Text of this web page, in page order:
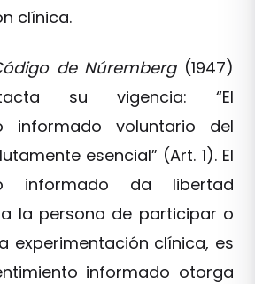
clínica.
de Núremberg(1947)
su vigencia: “El
informado voluntario del
esencial” (Art. 1). El
informado da libertad
la persona de participar o
experimentación clínica, es
informado otorga